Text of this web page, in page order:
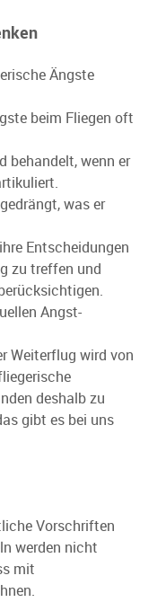
Ängste
beim Fliegen oft
behandelt, wenn er
was er
Entscheidungen
zu treffen und
Angst-
Weiterflug wird von
deshalb zu
gibt es bei uns
Vorschriften
werden nicht
mit